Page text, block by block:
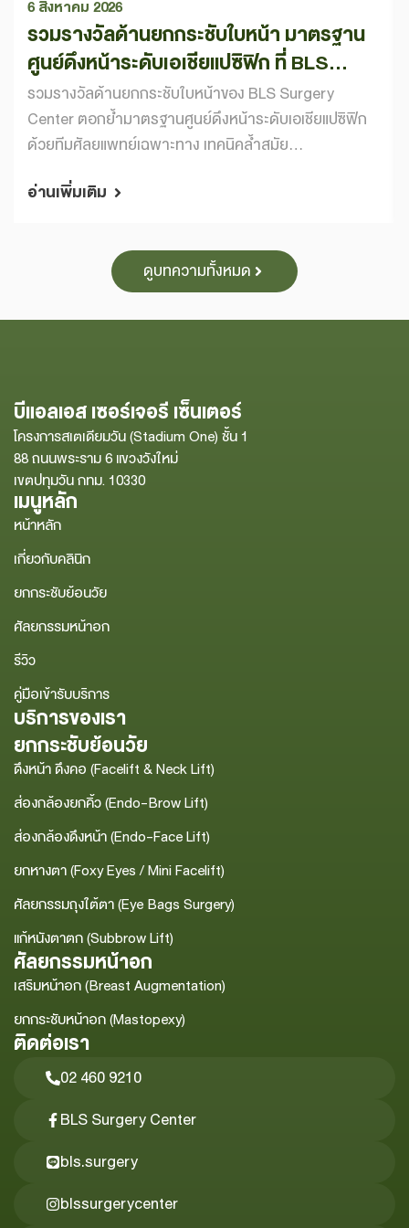
6 สิงหาคม 2026
รวมรางวัลด้านยกกระชับใบหน้า มาตรฐาน
ศูนย์ดึงหน้าระดับเอเชียแปซิฟิก ที่ BLS
Surgery Center
รวมรางวัลด้านยกกระชับใบหน้าของ BLS Surgery
Center ตอกย้ำมาตรฐานศูนย์ดึงหน้าระดับเอเชียแปซิฟิก
ด้วยทีมศัลยแพทย์เฉพาะทาง เทคนิคล้ำสมัย...
อ่านเพิ่มเติม
ดูบทความทั้งหมด
บีแอลเอส เซอร์เจอรี เซ็นเตอร์
โครงการสเตเดียมวัน (Stadium One) ชั้น 1
88 ถนนพระราม 6 แขวงวังใหม่
เขตปทุมวัน กทม. 10330
เมนูหลัก
หน้าหลัก
เกี่ยวกับคลินิก
ยกกระชับย้อนวัย
ศัลยกรรมหน้าอก
รีวิว
คู่มือเข้ารับบริการ
บริการของเรา
ยกกระชับย้อนวัย
ดึงหน้า ดึงคอ (Facelift & Neck Lift)
ส่องกล้องยกคิ้ว (Endo-Brow Lift)
ส่องกล้องดึงหน้า (Endo-Face Lift)
ยกหางตา (Foxy Eyes / Mini Facelift)
ศัลยกรรมถุงใต้ตา (Eye Bags Surgery)
แก้หนังตาตก (Subbrow Lift)
ศัลยกรรมหน้าอก
เสริมหน้าอก (Breast Augmentation)
ยกกระชับหน้าอก (Mastopexy)
ติดต่อเรา
02 460 9210
BLS Surgery Center
bls.surgery
blssurgerycenter